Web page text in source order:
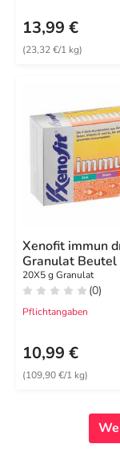
13,99 €
(23,32 €/1 kg)
Xenofit immun
Granulat Beutel
20X5 g Granulat
(0)
Pflichtangaben
10,99 €
(109,90 €/1 kg)